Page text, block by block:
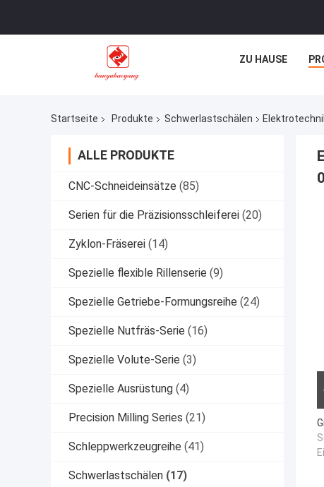
ZU HAUSE
Startseite Produkte Schwerlastschälen
ALLE PRODUKTE
CNC-Schneideinsätze (85)
Serien für die Präzisionsschleiferei (20)
Zyklon-Fräserei (14)
Spezielle flexible Rillenserie (9)
Spezielle Getriebe-Formungsreihe (24)
Spezielle Nutfräs-Serie (16)
Spezielle Volute-Serie (3)
Spezielle Ausrüstung (4)
Precision Milling Series (21)
Schleppwerkzeugreihe (41)
Schwerlastschälen (17)